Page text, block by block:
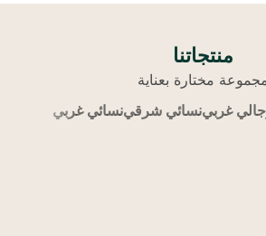
منتجاتنا
مختارة بعناية
غربينسائي شرقينسائي غربي